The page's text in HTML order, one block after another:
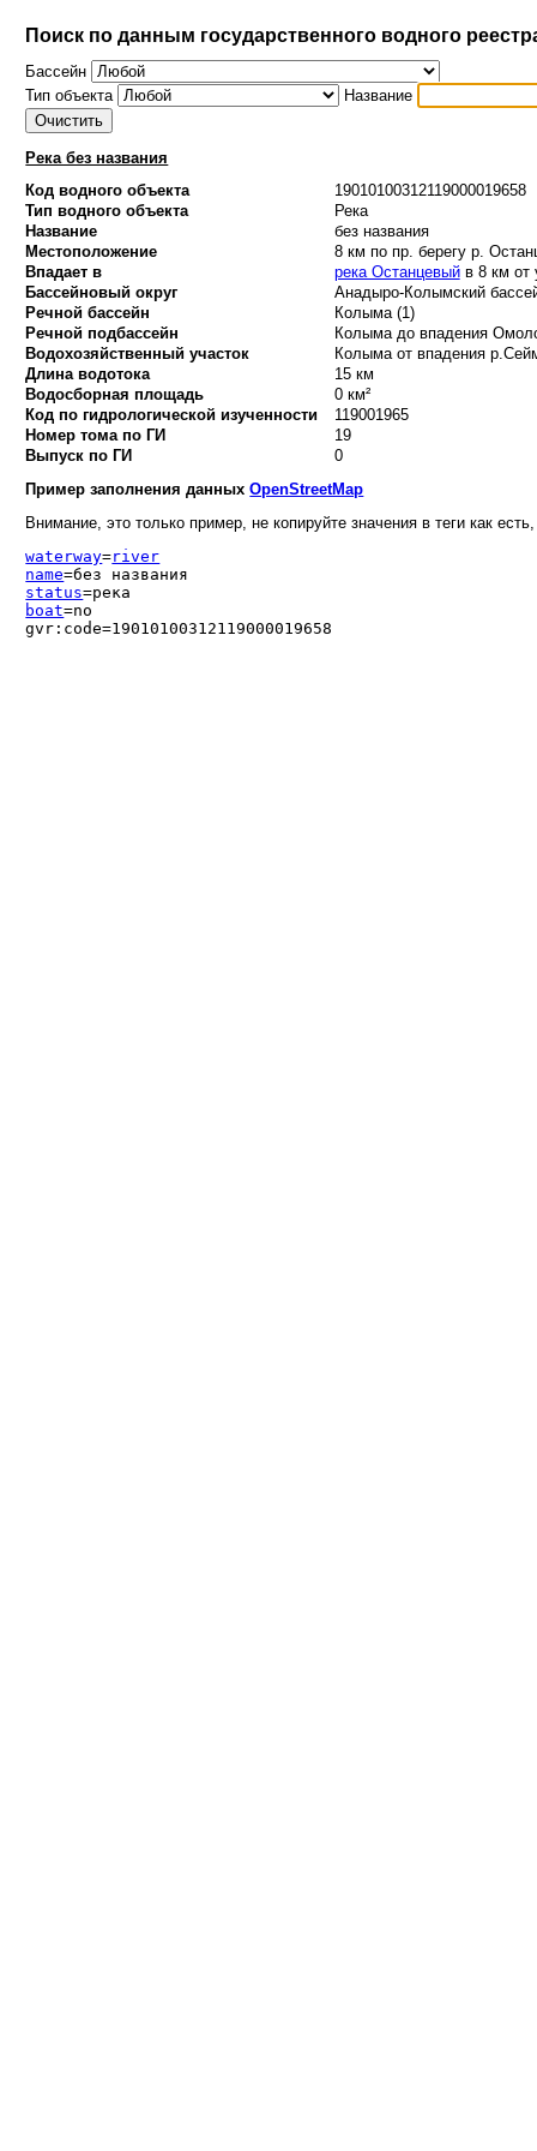
Поиск по данным государственного водного
Бассейн
Тип объекта
Название
Река без названия
Код водного объекта
19010100312119000019658
Тип водного объекта
Река
Название
без названия
Местоположение
8 км по пр. берегу р.
Впадает в
река Останцевыйв 8 км от
Бассейновый округ
Анадыро-Колымский
Речной бассейн
Колыма (1)
Речной подбассейн
Колыма до впадения
Водохозяйственный участок
Колыма от впадения
Длина водотока
15 км
Водосборная площадь
0 км²
Код по гидрологической изученности
119001965
Номер тома по ГИ
19
Выпуск по ГИ
0
Пример заполнения данныхOpenStreetMap
Внимание, это только пример, не копируйте значения в теги как
waterway=river
name=без названия
status=река
boat=no
gvr:code=19010100312119000019658